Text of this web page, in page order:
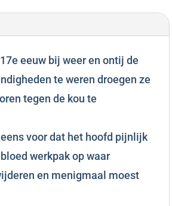
eeuw bij weer en ontij de
te weren droegen ze
tegen de kou te
voor dat het hoofd pijnlijk
werkpak op waar
en menigmaal moest